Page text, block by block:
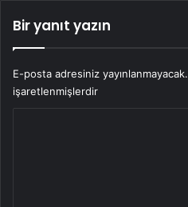
Bir yanıt yazın
E-posta adresiniz yayınlanmayacak.
işaretlenmişlerdir